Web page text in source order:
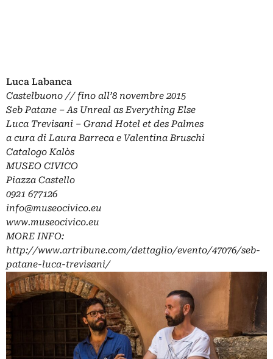
Luca Labanca
Castelbuono // fino all’8 novembre 2015
Seb Patane –As Unreal as Everything Else
Luca Trevisani – Grand Hotel et des Palmes
a cura di Laura Barreca e Valentina Bruschi
Catalogo Kalòs
MUSEO CIVICO
Piazza Castello
0921 677126
info@museocivico.eu
www.museocivico.eu
MORE INFO:
http://www.artribune.com/dettaglio/evento/47076/seb-
patane-luca-trevisani/